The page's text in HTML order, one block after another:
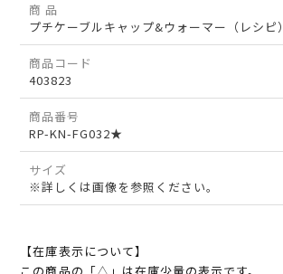
商 品
プチケーブルキャップ&ウォーマー（レシピ）
商品コード
403823
商品番号
RP-KN-FG032★
サイズ
※詳しくは画像を参照ください。
【在庫表示について】